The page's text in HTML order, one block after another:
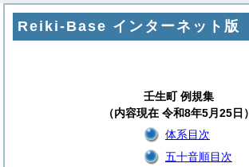
Reiki-Base インターネット版
壬生町 例規集
（内容現在 令和8年5月25日）
体系目次
五十音順目次